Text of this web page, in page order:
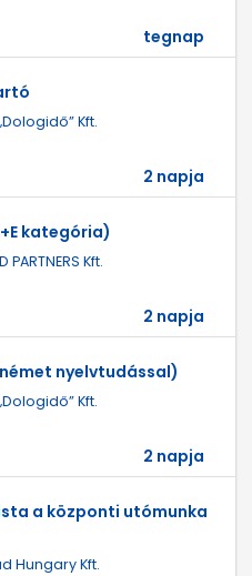
tegnap
Kft.
2 napja
kategória)
PARTNERS Kft.
2 napja
nyelvtudással)
Kft.
2 napja
a központi utómunka
Hungary Kft.